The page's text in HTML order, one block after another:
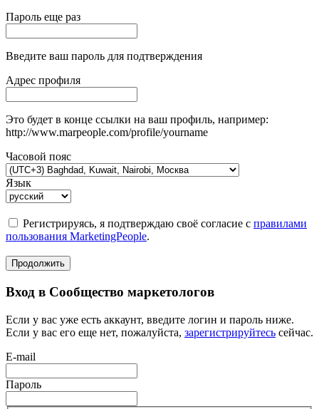
Пароль еще раз
Введите ваш пароль для подтверждения
Адрес профиля
Это будет в конце ссылки на ваш профиль, например:
http://www.marpeople.com/profile/yourname
Часовой пояс
Язык
Регистрируясь, я подтверждаю своё согласие с правилами
пользования MarketingPeople.
Продолжить
Вход в Сообщество маркетологов
Если у вас уже есть аккаунт, введите логин и пароль ниже.
Если у вас его еще нет, пожалуйста, зарегистрируйтесь сейчас.
E-mail
Пароль